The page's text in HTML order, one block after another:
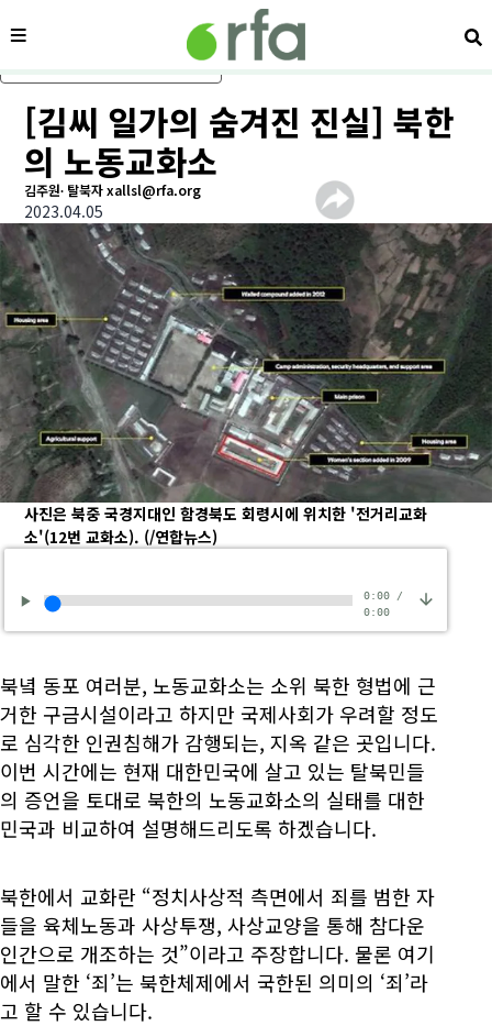
메인 콘텐츠로 건너뛰기
메뉴 검
[김씨 일가의 숨겨진 진실] 북한
의 노동교화소
김주원∙ 탈북자 xallsl@rfa.org
2023.04.05
사진은 북중 국경지대인 함경북도 회령시에 위치한 '전거리교화
소'(12번 교화소). (/연합뉴스)
0:00/
0:00
북녘 동포 여러분, 노동교화소는 소위 북한 형법에 근
거한 구금시설이라고 하지만 국제사회가 우려할 정도
로 심각한 인권침해가 감행되는, 지옥 같은 곳입니다.
이번 시간에는 현재 대한민국에 살고 있는 탈북민들
의 증언을 토대로 북한의 노동교화소의 실태를 대한
민국과 비교하여 설명해드리도록 하겠습니다.
북한에서 교화란 “정치사상적 측면에서 죄를 범한 자
들을 육체노동과 사상투쟁, 사상교양을 통해 참다운
인간으로 개조하는 것”이라고 주장합니다. 물론 여기
에서 말한 ‘죄’는 북한체제에서 국한된 의미의 ‘죄’라
고 할 수 있습니다.